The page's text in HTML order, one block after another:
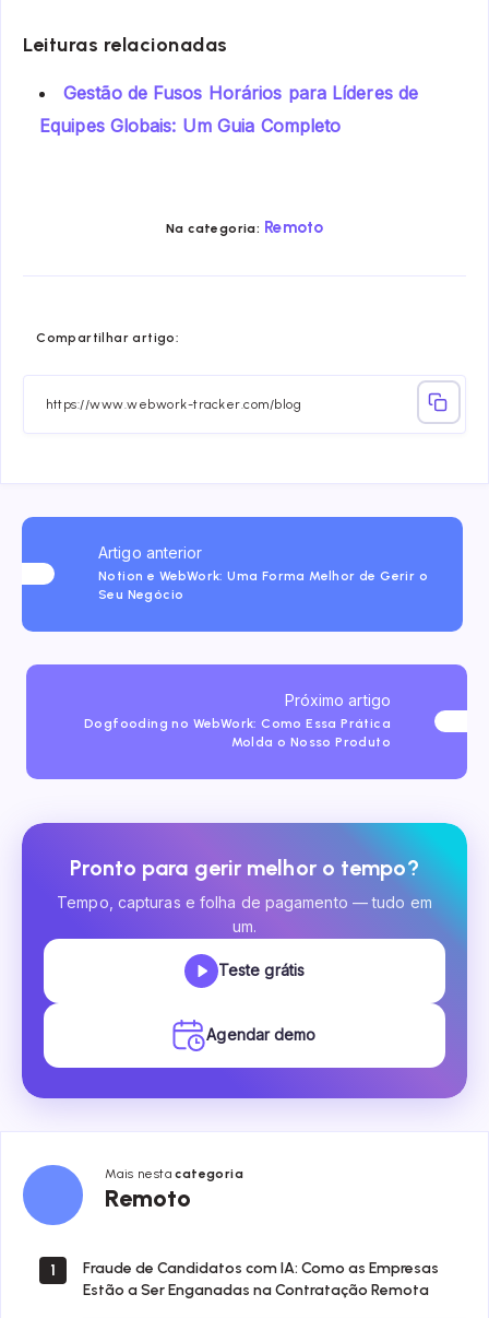
Leituras relacionadas
Gestão de Fusos Horários para Líderes de
Equipes Globais: Um Guia Completo
Na categoria: Remoto
Compartilhar artigo:
Email
Artigo anterior
Notion e WebWork: Uma Forma Melhor de Gerir o
Seu Negócio
Próximo artigo
Dogfooding no WebWork: Como Essa Prática
Molda o Nosso Produto
Pronto para gerir melhor o tempo?
Tempo, capturas e folha de pagamento — tudo em
um.
Teste grátis
Agendar demo
Mais nestacategoria
Remoto
Remoto
1
Fraude de Candidatos com IA: Como as Empresas
Estão a Ser Enganadas na Contratação Remota